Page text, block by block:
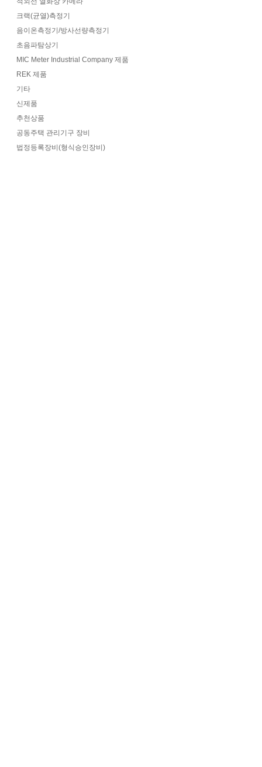
크랙(균열)측정기
음이온측정기/방사선량측정기
초음파탐상기
MIC Meter Industrial Company 제품
REK 제품
기타
신제품
추천상품
공동주택 관리기구 장비
법정등록장비(형식승인장비)